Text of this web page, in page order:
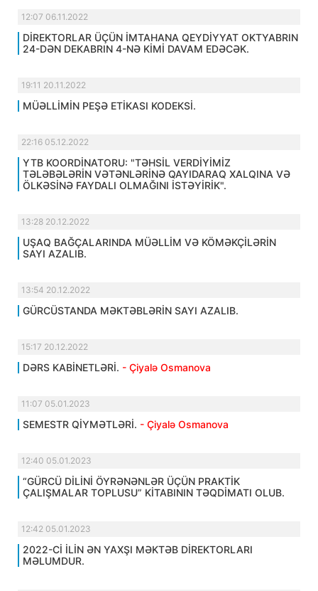
12:07 06.11.2022
DİREKTORLAR ÜÇÜN İMTAHANA QEYDİYYAT OKTYABRIN
24-DƏN DEKABRIN 4-NƏ KİMİ DAVAM EDƏCƏK.
19:11 20.11.2022
MÜƏLLİMİN PEŞƏ ETİKASI KODEKSİ.
22:16 05.12.2022
YTB KOORDİNATORU: "TƏHSİL VERDİYİMİZ
TƏLƏBƏLƏRİN VƏTƏNLƏRİNƏ QAYIDARAQ XALQINA VƏ
ÖLKƏSİNƏ FAYDALI OLMAĞINI İSTƏYİRİK".
13:28 20.12.2022
UŞAQ BAĞÇALARINDA MÜƏLLİM VƏ KÖMƏKÇİLƏRİN
SAYI AZALIB.
13:54 20.12.2022
GÜRCÜSTANDA MƏKTƏBLƏRİN SAYI AZALIB.
15:17 20.12.2022
DƏRS KABİNETLƏRİ. - Çiyalə Osmanova
11:07 05.01.2023
SEMESTR QİYMƏTLƏRİ. - Çiyalə Osmanova
12:40 05.01.2023
“GÜRCÜ DİLİNİ ÖYRƏNƏNLƏR ÜÇÜN PRAKTİK
ÇALIŞMALAR TOPLUSU” KİTABININ TƏQDİMATI OLUB.
12:42 05.01.2023
2022-Cİ İLİN ƏN YAXŞI MƏKTƏB DİREKTORLARI
MƏLUMDUR.